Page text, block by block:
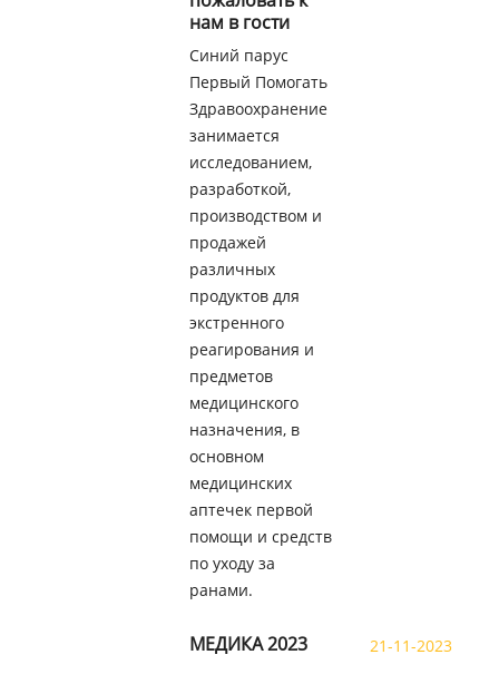
нам в гости
Синий парус
Первый Помогать
Здравоохранение
занимается
исследованием,
разработкой,
производством и
продажей
различных
продуктов для
экстренного
реагирования и
предметов
медицинского
назначения, в
основном
медицинских
аптечек первой
помощи и средств
по уходу за
ранами.
МЕДИКА 2023 21-11-2023